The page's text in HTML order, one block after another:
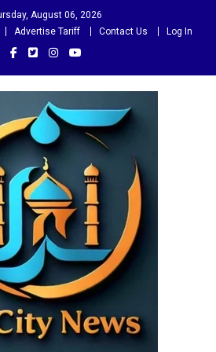
August 06, 2026
Advertise Tariff Contact Us Log In